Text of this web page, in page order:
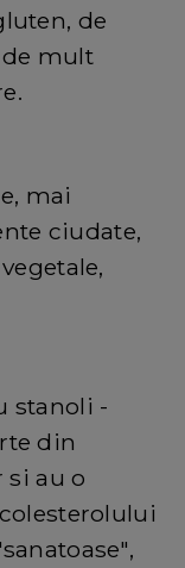
de
mult
mai
ciudate,
stanoli -
din
au o